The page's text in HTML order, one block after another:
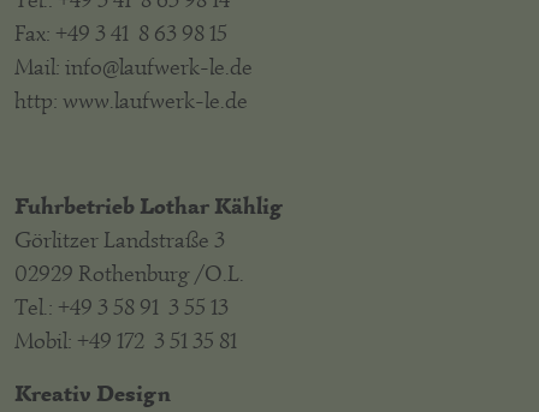
Fax: +49 3 41 8 63 98 15
Mail: info@laufwerk-le.de
http: www.laufwerk-le.de
Fuhrbetrieb Lothar Kählig
Görlitzer Landstraße 3
02929 Rothenburg /O.L.
Tel.: +49 3 58 91 3 55 13
Mobil: +49 172 3 51 35 81
Kreativ Design